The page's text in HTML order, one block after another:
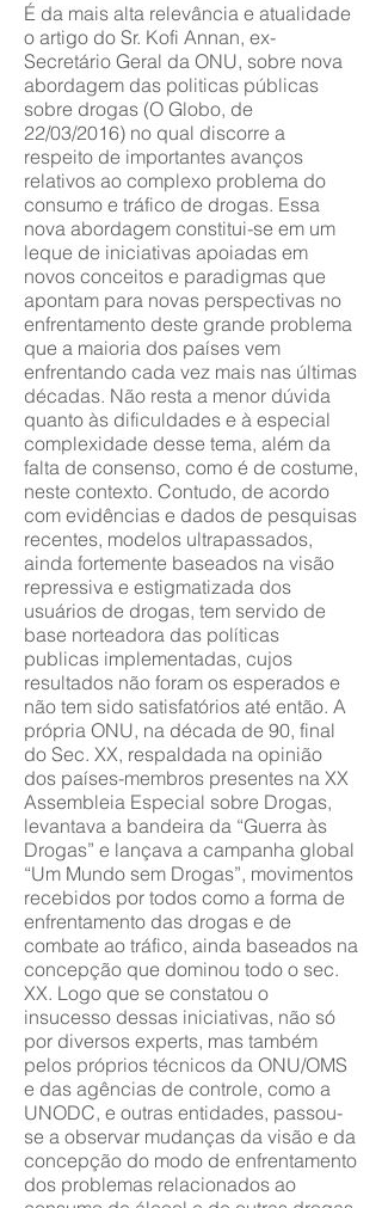
É da mais alta relevância e atualidade
o artigo do Sr. Kofi Annan, ex-
Secretário Geral da ONU, sobre nova
abordagem das politicas públicas
sobre drogas (O Globo, de
22/03/2016) no qual discorre a
respeito de importantes avanços
relativos ao complexo problema do
consumo e tráfico de drogas. Essa
nova abordagem constitui-se em um
leque de iniciativas apoiadas em
novos conceitos e paradigmas que
apontam para novas perspectivas no
enfrentamento deste grande problema
que a maioria dos países vem
enfrentando cada vez mais nas últimas
décadas. Não resta a menor dúvida
quanto às dificuldades e à especial
complexidade desse tema, além da
falta de consenso, como é de costume,
neste contexto. Contudo, de acordo
com evidências e dados de pesquisas
recentes, modelos ultrapassados,
ainda fortemente baseados na visão
repressiva e estigmatizada dos
usuários de drogas, tem servido de
base norteadora das políticas
publicas implementadas, cujos
resultados não foram os esperados e
não tem sido satisfatórios até então. A
própria ONU, na década de 90, final
do Sec. XX, respaldada na opinião
dos países-membros presentes na XX
Assembleia Especial sobre Drogas,
levantava a bandeira da “Guerra às
Drogas” e lançava a campanha global
“Um Mundo sem Drogas”, movimentos
recebidos por todos como a forma de
enfrentamento das drogas e de
combate ao tráfico, ainda baseados na
concepção que dominou todo o sec.
XX. Logo que se constatou o
insucesso dessas iniciativas, não só
por diversos experts, mas também
pelos próprios técnicos da ONU/OMS
e das agências de controle, como a
UNODC, e outras entidades, passou-
se a observar mudanças da visão e da
concepção do modo de enfrentamento
dos problemas relacionados ao